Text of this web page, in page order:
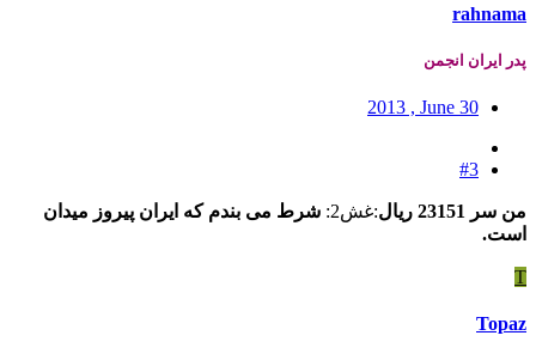
rahnama
پدر ایران انجمن
2013 , June 30
#3
من سر 23151 ریال :غش2:
شرط می بندم که ایران پیروز میدان
است.
T
Topaz